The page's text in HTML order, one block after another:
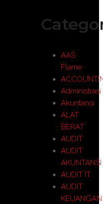
AAS
Flame
Administrasi
Akuntansi
ALAT
BERAT
AUDIT
AUDIT
AKUNTANSI
AUDIT IT
AUDIT
KEUANGAN